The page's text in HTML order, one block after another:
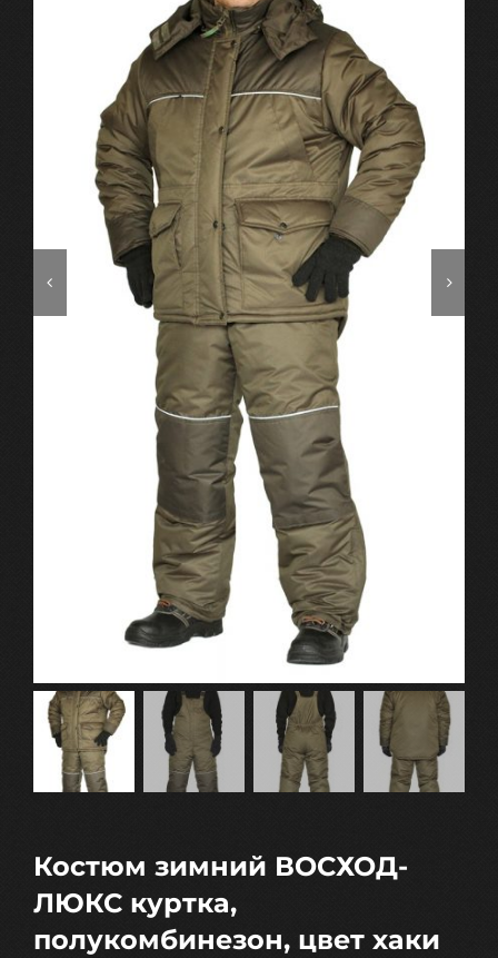
Костюм зимний ВОСХОД-
ЛЮКС куртка,
полукомбинезон, цвет хаки